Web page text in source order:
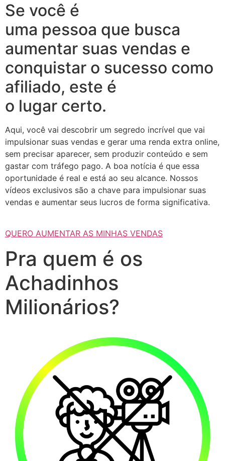
Se você é
uma pessoa que busca
aumentar suas vendas e
conquistar o sucesso como
afiliado, este é
o lugar certo.
Aqui, você vai descobrir um segredo incrível que vai
impulsionar suas vendas e gerar uma renda extra online,
sem precisar aparecer, sem produzir conteúdo e sem
gastar com tráfego pago. A boa notícia é que essa
oportunidade é real e está ao seu alcance. Nossos
vídeos exclusivos são a chave para impulsionar suas
vendas e aumentar seus lucros de forma significativa.
QUERO AUMENTAR AS MINHAS VENDAS
Pra quem é os
Achadinhos
Milionários?